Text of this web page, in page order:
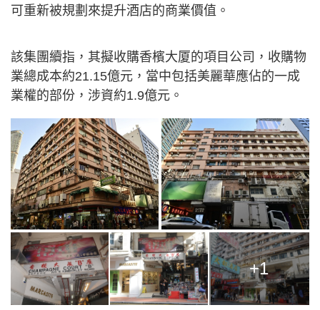
可重新被規劃來提升酒店的商業價值。
該集團續指，其擬收購香檳大厦的項目公司，收購物
業總成本約21.15億元，當中包括美麗華應佔的一成
業權的部份，涉資約1.9億元。
+1